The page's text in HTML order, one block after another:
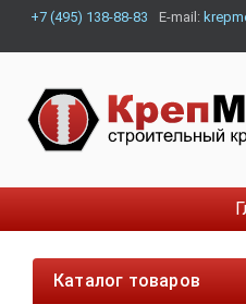
+7 (495) 138-88-83 E-mail:
Каталог товаров